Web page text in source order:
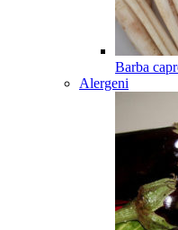
Barba
Alergeni